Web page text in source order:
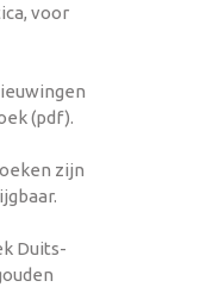
voor
(pdf).
zijn
Duits-